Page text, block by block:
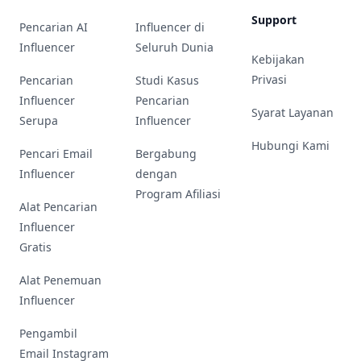
Pencarian AI
Influencer
Pencarian
Influencer
Serupa
Pencari Email
Influencer
Alat Pencarian
Influencer
Gratis
Alat Penemuan
Influencer
Pengambil
Email Instagram
Influencer di
Seluruh Dunia
Studi Kasus
Pencarian
Influencer
Bergabung
dengan
Program Afiliasi
Support
Kebijakan
Privasi
Syarat Layanan
Hubungi Kami